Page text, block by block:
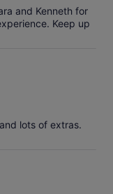
and Kenneth for
Keep up
lots of extras.